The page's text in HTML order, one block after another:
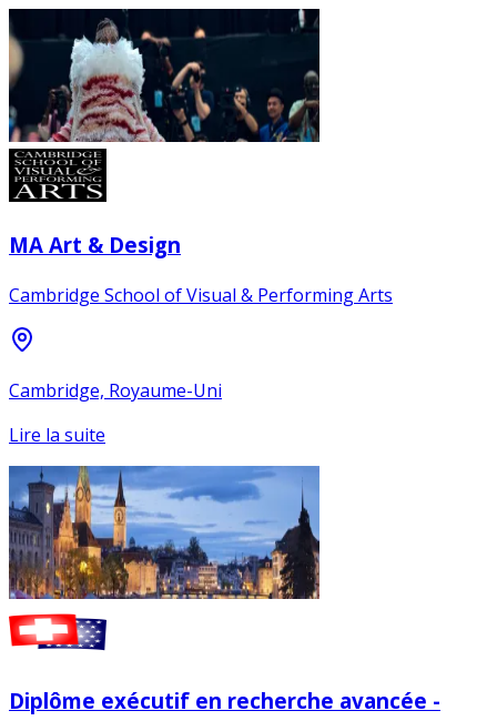
MA Art & Design
Cambridge School of Visual & Performing Arts
Cambridge, Royaume-Uni
Lire la suite
Diplôme exécutif en recherche avancée -